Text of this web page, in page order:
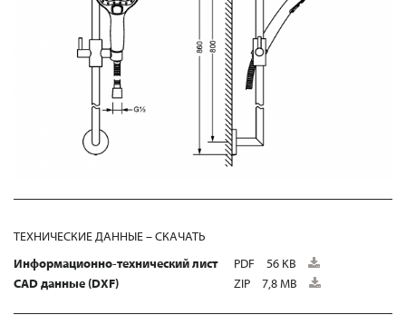
ТЕХНИЧЕСКИЕ ДАННЫЕ – СКАЧАТЬ
Информационно-технический лист
PDF
56 KB
CAD данные (DXF)
ZIP 7,8 MB